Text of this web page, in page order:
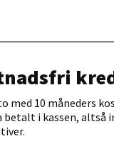
med 10 måneders
i kassen, altså